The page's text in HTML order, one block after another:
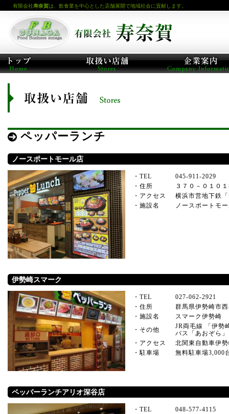
有限会社寿奈賀は、飲食業を中心とした店舗展開で地域社会に貢献します。
ペッパーランチ
ノースポートモール店
・TEL
045-911-2029
・住所
３７０－０１０
・アクセス
横浜市営地下鉄
・施設名
ノースポートモ
伊勢崎スマーク
・TEL
027-062-2921
・住所
群馬県伊勢崎市
・施設名
スマーク伊勢崎
・その他
JR両毛線 「伊勢
バス「あおぞら
・アクセス
北関東自動車伊
・駐車場
無料駐車場3,000
ペッパーランチアリオ深谷店
・TEL
048-577-4115